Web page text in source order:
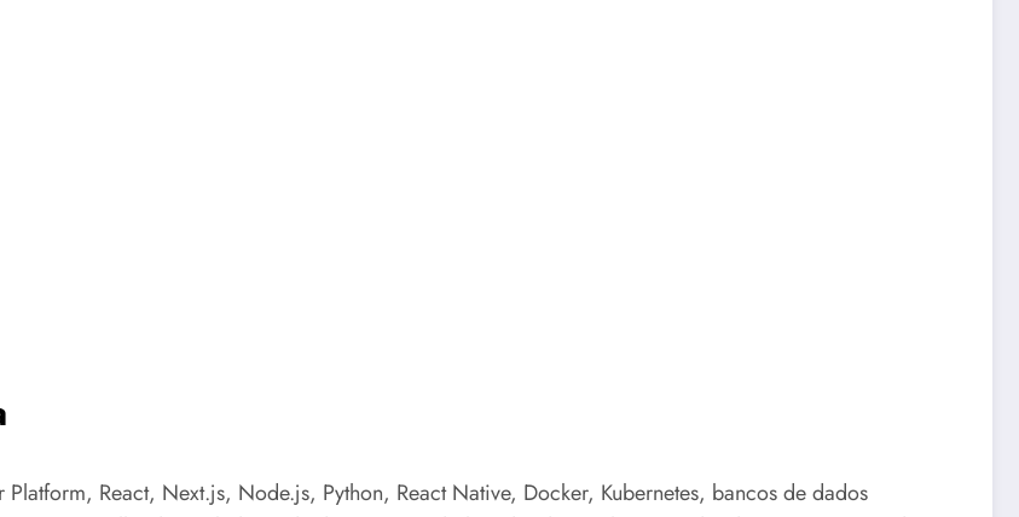
React, Next.js, Node.js, Python, React Native, Docker, Kubernetes, bancos de dados